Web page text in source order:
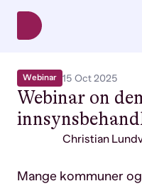
Webinar 15 Oct 2025
Webinar on
Christian
Mange kommuner